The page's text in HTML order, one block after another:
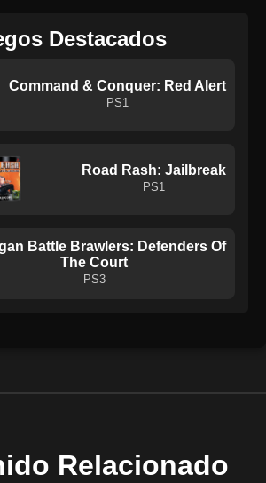
Destacados
Command & Conquer: Red Alert
PS1
Road Rash: Jailbreak
PS1
Battle Brawlers: Defenders Of
The Court
PS3
Relacionado